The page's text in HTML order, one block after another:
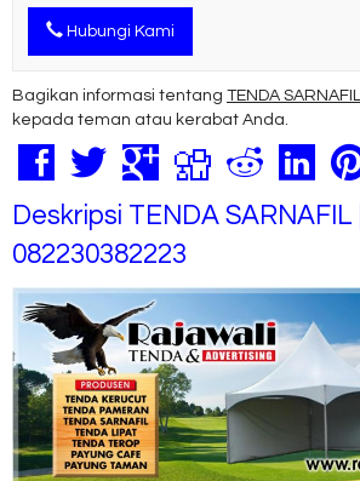
Hubungi Kami
Bagikan informasi tentang TENDA
kepada teman atau kerabat Anda.
Deskripsi TENDA SARNAFIL
082230382223